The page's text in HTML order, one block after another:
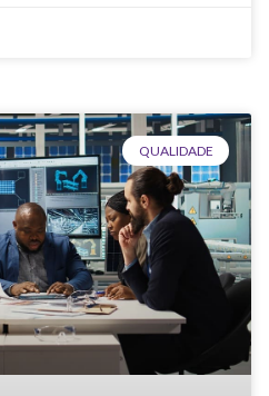
QUALIDADE